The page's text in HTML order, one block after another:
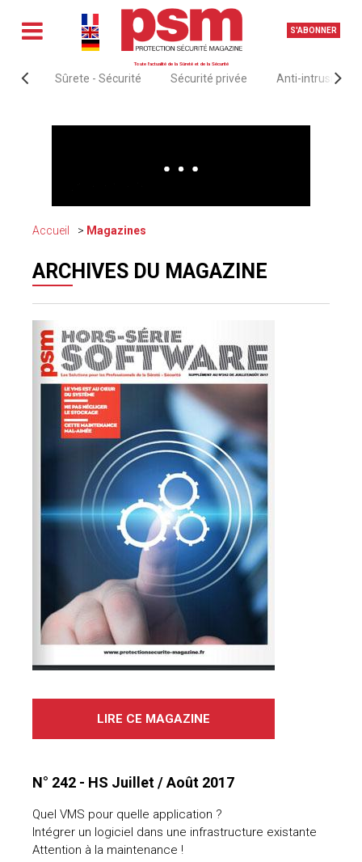
S'ABONNER
Toute l'actualité de la Sûreté et de la Sécurité
Sûrete - Sécurité Sécurité privée Anti-intrusion &
Accueil Magazines
ARCHIVES DU MAGAZINE
N° 242 - HS Juillet / Août 2017
Quel VMS pour quelle application ?
Intégrer un logiciel dans une infrastructure existante
Attention à la maintenance !
LIRE CE MAGAZINE